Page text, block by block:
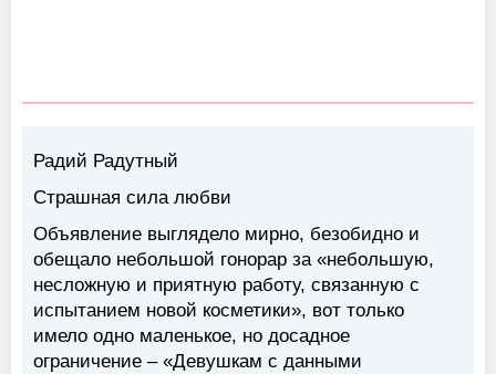
Радий Радутный
Страшная сила любви
Объявление выглядело мирно, безобидно и
обещало небольшой гонорар за «небольшую,
несложную и приятную работу, связанную с
испытанием новой косметики», вот только
имело одно маленькое, но досадное
ограничение – «Девушкам с данными